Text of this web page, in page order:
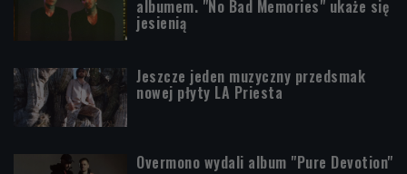
albumem. "No Bad Memories" ukaże się
jesienią
Jeszcze jeden muzyczny przedsmak
nowej płyty LA Priesta
Overmono wydali album "Pure Devotion"